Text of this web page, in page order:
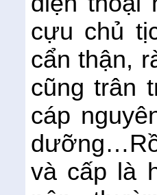
cựu chủ
cẩn thận,
cũng trân
cáp
và cấp là